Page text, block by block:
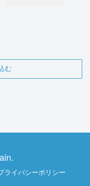
む
ライバシーポリシー